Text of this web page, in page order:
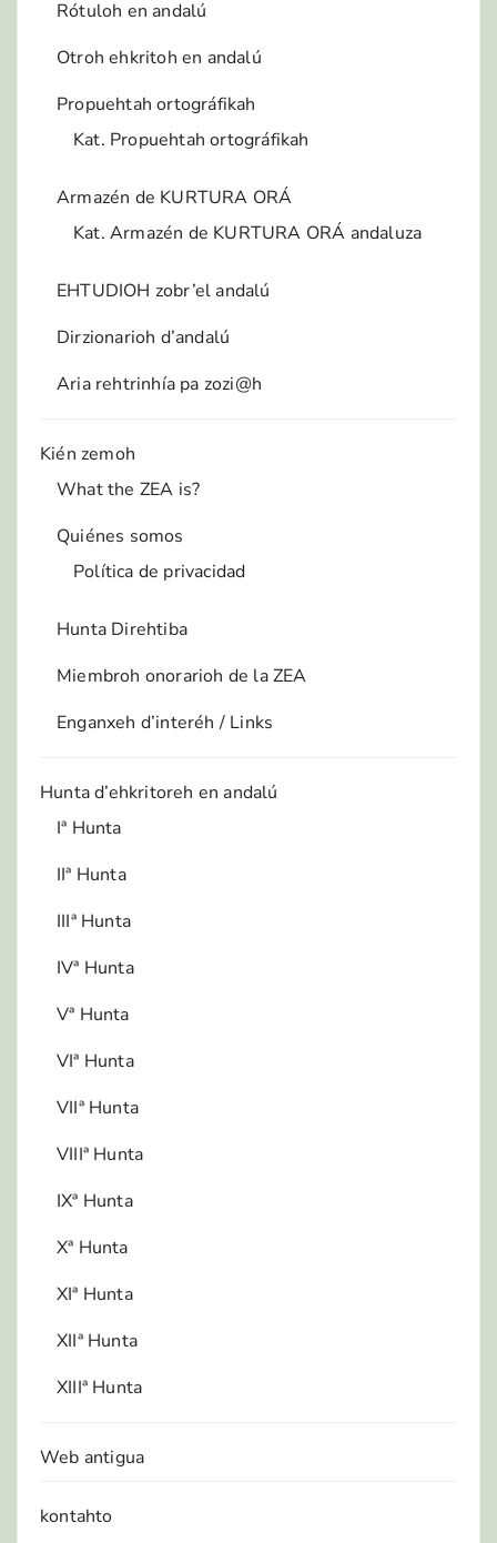
Rótuloh en andalú
Otroh ehkritoh en andalú
Propuehtah ortográfikah
Kat. Propuehtah ortográfikah
Armazén de KURTURA ORÁ
Kat. Armazén de KURTURA ORÁ andaluza
EHTUDIOH zobr’el andalú
Dirzionarioh d’andalú
Aria rehtrinhía pa zozi@h
Kién zemoh
What the ZEA is?
Quiénes somos
Política de privacidad
Hunta Direhtiba
Miembroh onorarioh de la ZEA
Enganxeh d’interéh / Links
Hunta d’ehkritoreh en andalú
Iª Hunta
IIª Hunta
IIIª Hunta
IVª Hunta
Vª Hunta
VIª Hunta
VIIª Hunta
VIIIª Hunta
IXª Hunta
Xª Hunta
XIª Hunta
XIIª Hunta
XIIIª Hunta
Web antigua
kontahto